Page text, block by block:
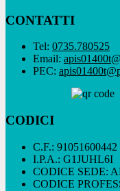
CONTATTI
Tel: 0735.780525
Email:
PEC:
CODICI
C.F.: 91051600442
I.P.A.: G1JUHL6I
CODICE SEDE:
CODICE